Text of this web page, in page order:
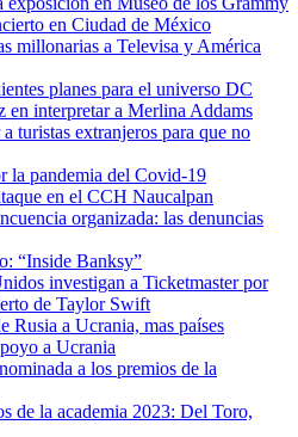
en Ciudad de México
millonarias a Televisa y América
planes para el universo DC
en interpretar a Merlina Addams
turistas extranjeros para que no
la pandemia del Covid-19
en el CCH Naucalpan
organizada: las denuncias
“Inside Banksy”
investigan a Ticketmaster por
de Taylor Swift
Rusia a Ucrania, mas países
a Ucrania
a los premios de la
de la academia 2023: Del Toro,